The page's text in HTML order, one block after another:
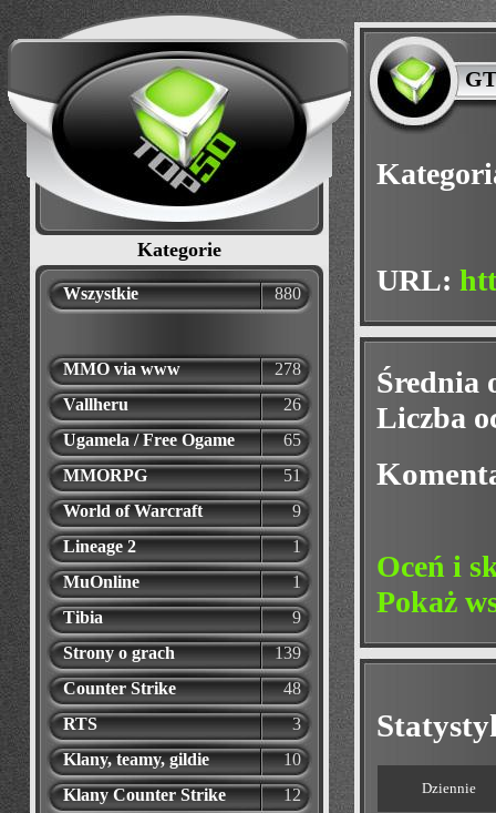
Kategorie
Wszystkie 880
MMO via www
278
Vallheru
26
Ugamela / Free Ogame
65
MMORPG
51
World of Warcraft
9
Lineage 2
1
MuOnline
1
Tibia
9
Strony o grach
139
Counter Strike
48
RTS
3
Klany, teamy, gildie
10
Klany Counter Strike
12
URL:
Średnia
Liczba
Oceń i
Pokaż
Dziennie